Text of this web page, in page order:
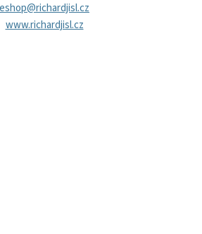
eshop@richardjisl.cz
www.richardjisl.cz